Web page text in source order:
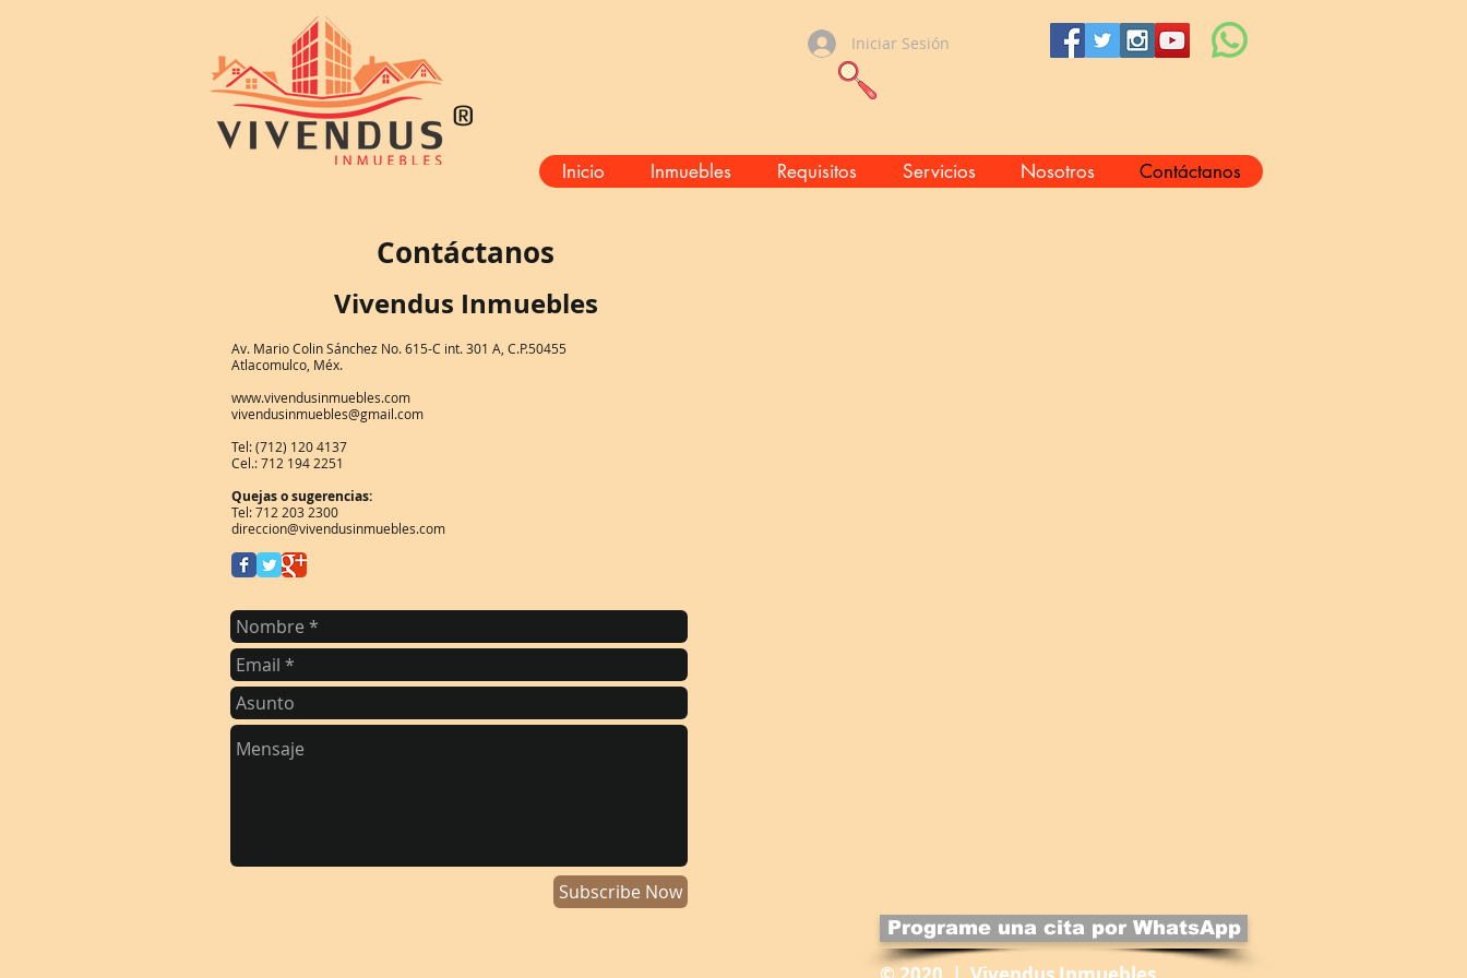
®
Iniciar Sesión
Inicio Inmuebles Requisitos Servicios Nosotros Contáctanos
Contáctanos
Vivendus Inmuebles
Av. Mario Colin Sánchez No. 615-C int. 301 A, C.P.50455
Atlacomulco, Méx.
www.vivendusinmuebles.com
vivendusinmuebles@gmail.com
Tel: (712) 120 4137
Cel.: 712 194 2251
Quejas o sugerencias:
Tel: 712 203 2300
direccion@vivendusinmuebles.com
Subscribe Now
Programe una cita por WhatsApp